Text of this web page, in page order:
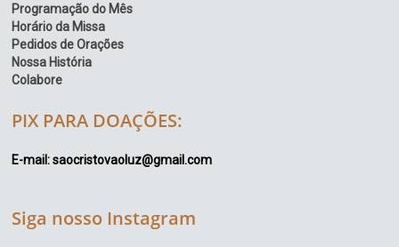
Programação do Mês
Horário da Missa
Pedidos de Orações
Nossa História
Colabore
PIX PARA DOAÇÕES:
E-mail: saocristovaoluz@gmail.com
Siga nosso Instagram